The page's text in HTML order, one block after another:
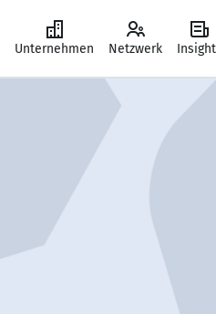
Unternehmen Netzwerk